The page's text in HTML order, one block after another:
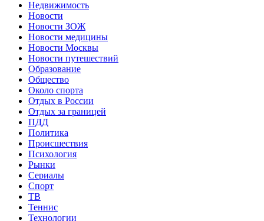
Недвижимость
Новости
Новости ЗОЖ
Новости медицины
Новости Москвы
Новости путешествий
Образование
Общество
Около спорта
Отдых в России
Отдых за границей
ПДД
Политика
Происшествия
Психология
Рынки
Сериалы
Спорт
ТВ
Теннис
Технологии